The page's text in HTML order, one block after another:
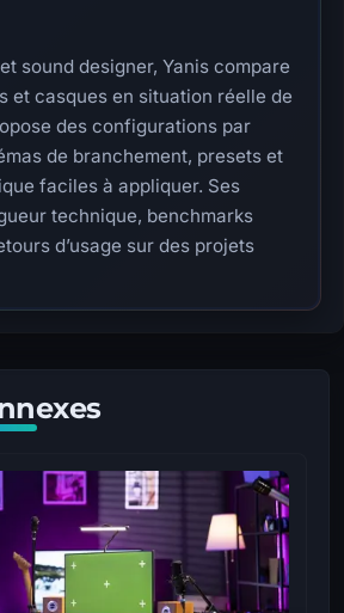
sound designer, Yanis compare
et casques en situation réelle de
des configurations par
de branchement, presets et
faciles à appliquer. Ses
technique, benchmarks
d’usage sur des projets